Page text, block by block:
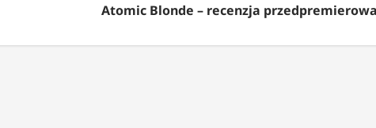
Atomic Blonde – recenzja